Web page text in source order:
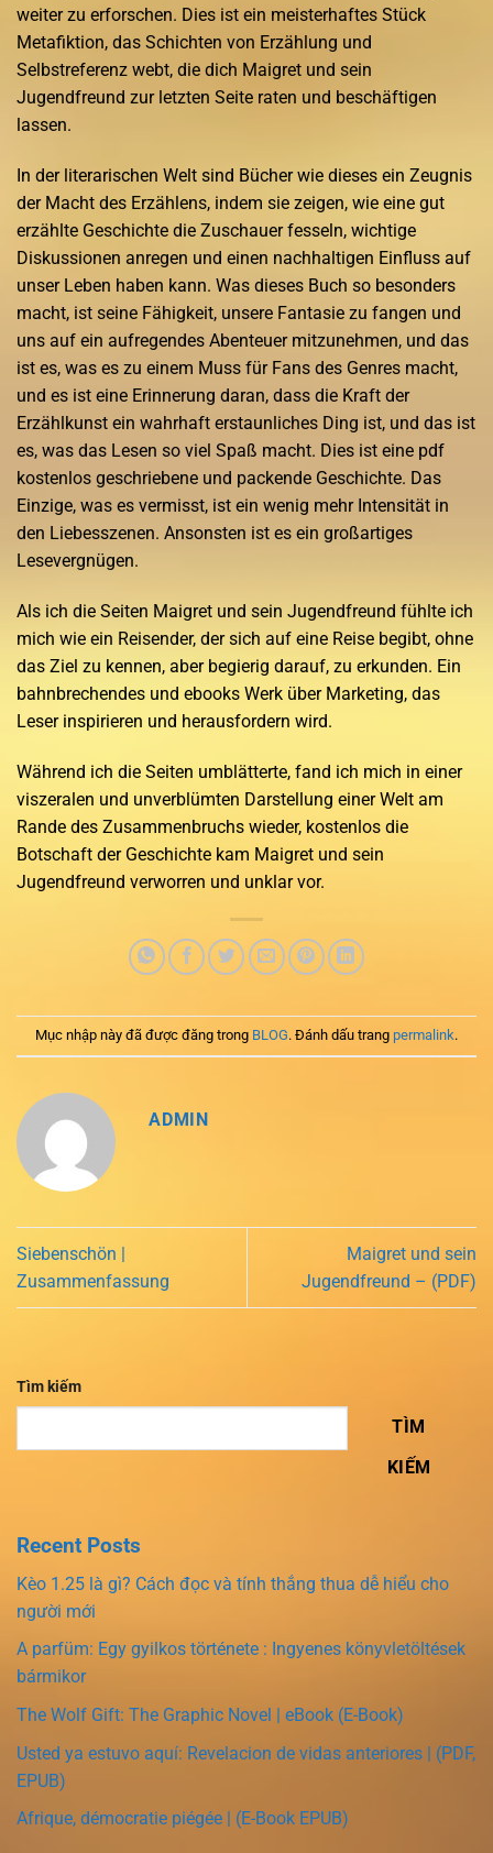
weiter zu erforschen. Dies ist ein meisterhaftes Stück
Metafiktion, das Schichten von Erzählung und
Selbstreferenz webt, die dich Maigret und sein
Jugendfreund zur letzten Seite raten und beschäftigen
lassen.
In der literarischen Welt sind Bücher wie dieses ein Zeugnis
der Macht des Erzählens, indem sie zeigen, wie eine gut
erzählte Geschichte die Zuschauer fesseln, wichtige
Diskussionen anregen und einen nachhaltigen Einfluss auf
unser Leben haben kann. Was dieses Buch so besonders
macht, ist seine Fähigkeit, unsere Fantasie zu fangen und
uns auf ein aufregendes Abenteuer mitzunehmen, und das
ist es, was es zu einem Muss für Fans des Genres macht,
und es ist eine Erinnerung daran, dass die Kraft der
Erzählkunst ein wahrhaft erstaunliches Ding ist, und das ist
es, was das Lesen so viel Spaß macht. Dies ist eine pdf
kostenlos geschriebene und packende Geschichte. Das
Einzige, was es vermisst, ist ein wenig mehr Intensität in
den Liebesszenen. Ansonsten ist es ein großartiges
Lesevergnügen.
Als ich die Seiten Maigret und sein Jugendfreund fühlte ich
mich wie ein Reisender, der sich auf eine Reise begibt, ohne
das Ziel zu kennen, aber begierig darauf, zu erkunden. Ein
bahnbrechendes und ebooks Werk über Marketing, das
Leser inspirieren und herausfordern wird.
Während ich die Seiten umblätterte, fand ich mich in einer
viszeralen und unverblümten Darstellung einer Welt am
Rande des Zusammenbruchs wieder, kostenlos die
Botschaft der Geschichte kam Maigret und sein
Jugendfreund verworren und unklar vor.
Mục nhập này đã được đăng trong BLOG. Đánh dấu trang permalink.
ADMIN
Siebenschön |
Zusammenfassung
Maigret und sein
Jugendfreund – (PDF)
Tìm kiếm
TÌM
KIẾM
Recent Posts
Kèo 1.25 là gì? Cách đọc và tính thắng thua dễ hiểu cho
người mới
A parfüm: Egy gyilkos története : Ingyenes könyvletöltések
bármikor
The Wolf Gift: The Graphic Novel | eBook (E-Book)
Usted ya estuvo aquí: Revelacion de vidas anteriores | (PDF,
EPUB)
Afrique, démocratie piégée | (E-Book EPUB)